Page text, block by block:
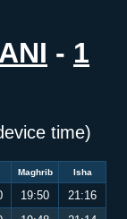
- 1
time)
Maghrib Isha
19:50
21:16